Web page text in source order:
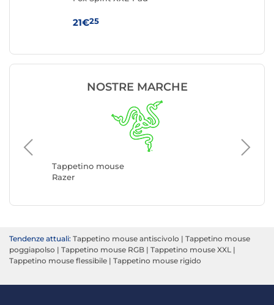
21€25
NOSTRE MARCHE
Tappetino mouse
Razer
Tendenze attuali: Tappetino mouse antiscivolo | Tappetino mouse
poggiapolso | Tappetino mouse RGB | Tappetino mouse XXL |
Tappetino mouse flessibile | Tappetino mouse rigido